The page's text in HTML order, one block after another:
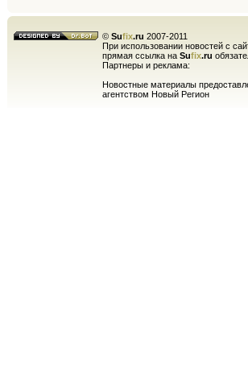
© Sufix.ru 2007-2011
При использовании новостей с
прямая ссылка на Sufix.ru
Партнеры и реклама:
Новостные материалы
агентством Новый Регион